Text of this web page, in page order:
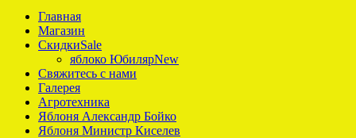
Яблоко что надо
Главная
Магазин
СкидкиSale
яблоко ЮбилярNew
Свяжитесь с нами
Галерея
Агротехника
Яблоня Александр Бойко
Яблоня Министр Киселев